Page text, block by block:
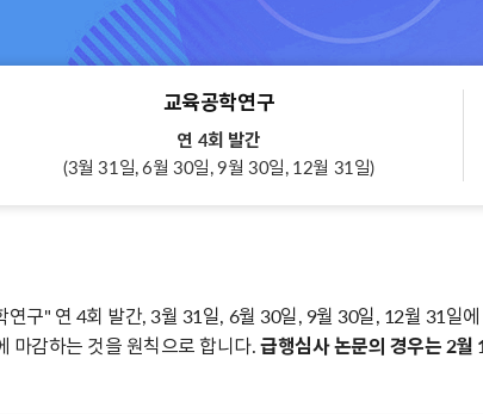
교육공학연구
연 4회 발간
(3월 31일, 6월 30일, 9월 30일, 12월 31일)
연구" 연 4회 발간, 3월 31일, 6월 30일, 9월 30일, 12월 31일
마감하는 것을 원칙으로 합니다.급행심사 논문의 경우는 2월